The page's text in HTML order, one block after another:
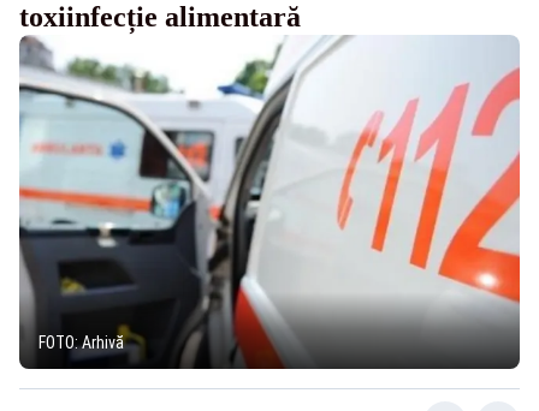
toxiinfecție alimentară
FOTO: Arhivă